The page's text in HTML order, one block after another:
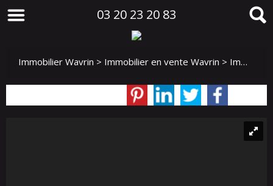
03 20 23 20 83
Immobilier Wavrin > Immobilier en vente Wavrin > Immeuble en vente Wavrin